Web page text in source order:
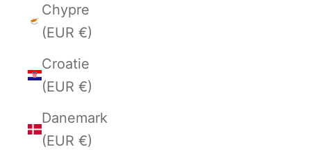
Chypre
(EUR €)
Croatie
(EUR €)
Danemark
(EUR €)